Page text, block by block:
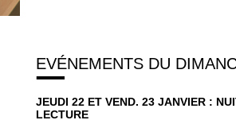
EVÉNEMENTS DU
JEUDI 22 ET VEND. 23 JANVIER :
LECTURE